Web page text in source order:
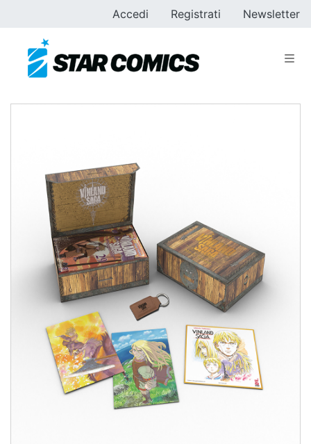
Accedi Registrati Newsletter